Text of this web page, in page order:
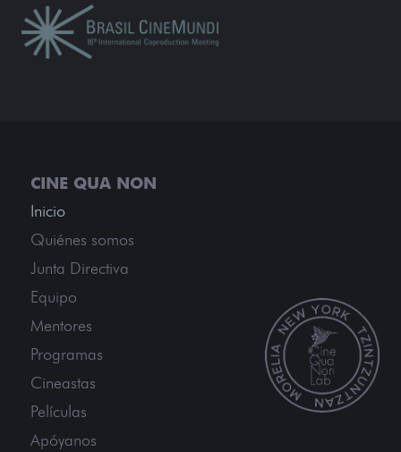
Inicio
Quiénes somos
Junta Directiva
Equipo
Mentores
Programas
Cineastas
Películas
Apóyanos